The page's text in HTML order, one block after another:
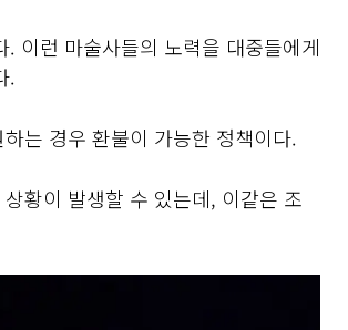
이런 마술사들의 노력을 대중들에게
.
는 경우 환불이 가능한 정책이다.
황이 발생할 수 있는데, 이같은 조